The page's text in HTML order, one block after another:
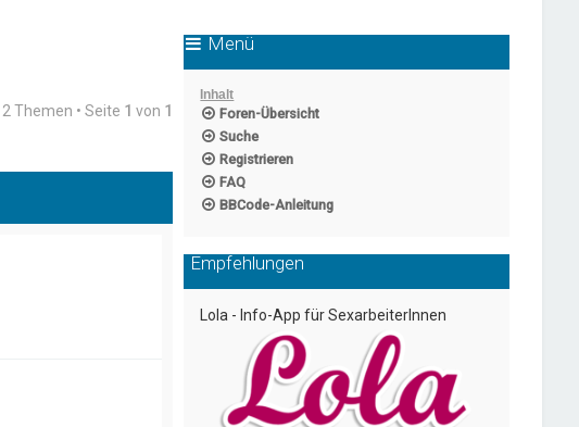
2 Themen • Seite 1 von 1
Menü
Inhalt
Foren-Übersicht
Suche
Registrieren
FAQ
BBCode-Anleitung
Empfehlungen
Lola - Info-App für SexarbeiterInnen